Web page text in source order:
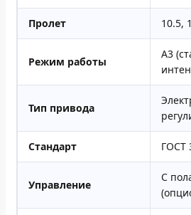
Пролет 10.5,
Режим работы
А3
Тип привода
Стандарт ГОСТ
Управление
С